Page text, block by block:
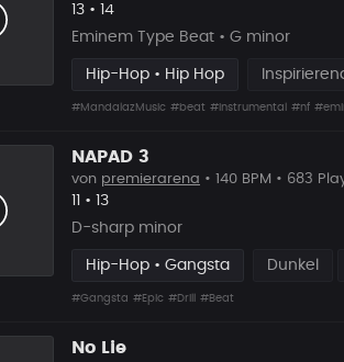
Likes
13 • Vorgeschlagen
14
Eminem Type Beat • G minor
Hip-Hop • Hip Hop
#MandalazMusic #beat #instrumental #nf
NAPAD 3
von premierarena • 140 BPM • 683
Likes
• Vorgeschlagen
13
D-sharp minor
Hip-Hop • Gangsta Dunkel
#Gangsta #Epic #Drill #Beat
No Lie